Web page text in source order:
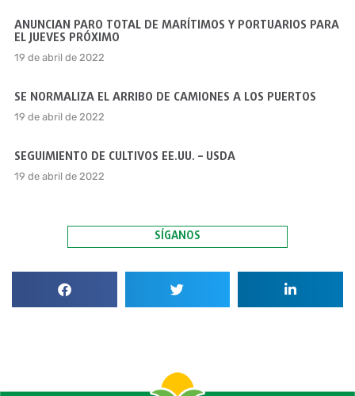
ANUNCIAN PARO TOTAL DE MARÍTIMOS Y PORTUARIOS PARA
EL JUEVES PRÓXIMO
19 de abril de 2022
SE NORMALIZA EL ARRIBO DE CAMIONES A LOS PUERTOS
19 de abril de 2022
SEGUIMIENTO DE CULTIVOS EE.UU. – USDA
19 de abril de 2022
SÍGANOS